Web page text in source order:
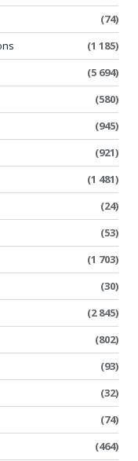
(74)
(1 185)
(5 694)
(580)
(945)
(921)
(1 481)
(24)
(53)
(1 703)
(30)
(2 845)
(802)
(93)
(32)
(74)
(464)